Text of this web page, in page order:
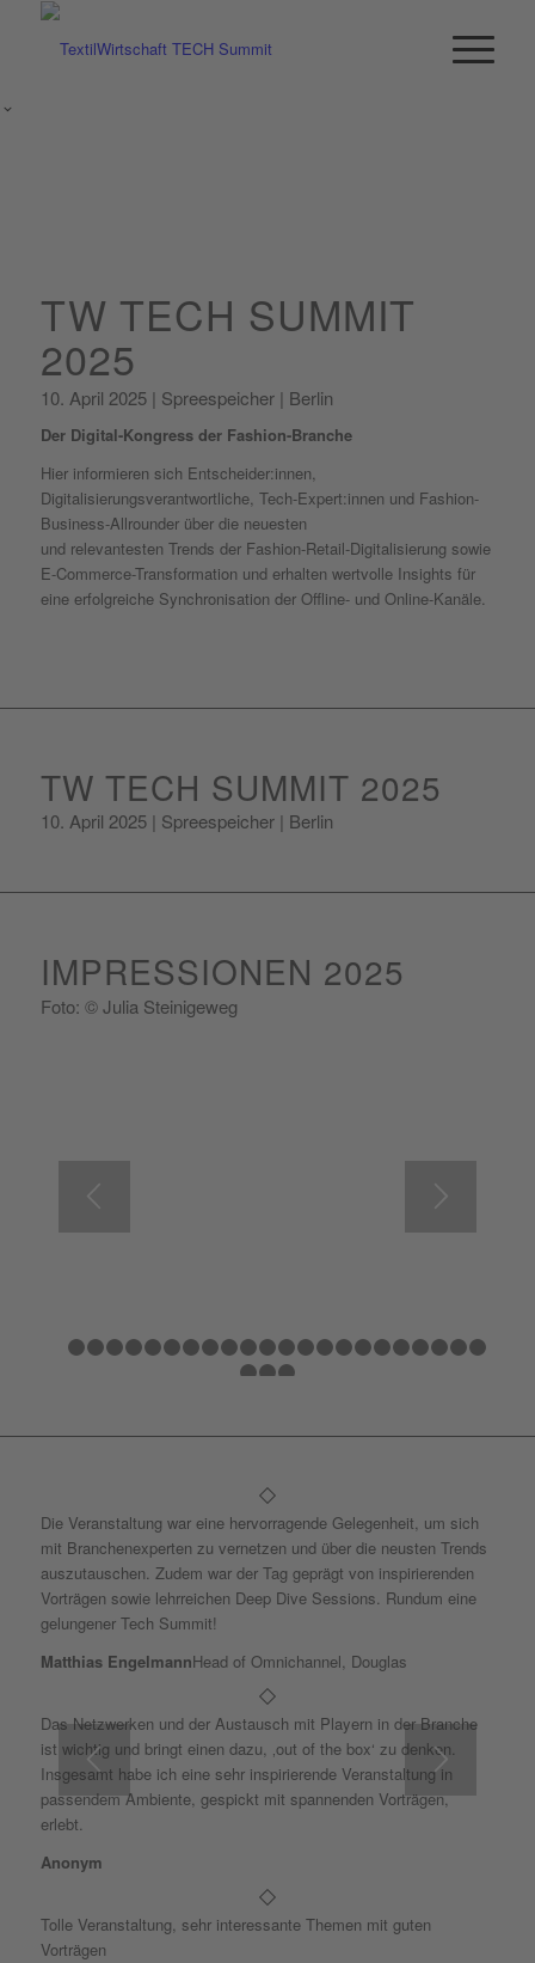
TW TECH SUMMIT
2025
10. April 2025 | Spreespeicher | Berlin
Der Digital-Kongress der Fashion-Branche
Hier informieren sich Entscheider:innen,
Digitalisierungsverantwortliche, Tech-Expert:innen und Fashion-
Business-Allrounder über die neuesten
und relevantesten Trends der Fashion-Retail-Digitalisierung sowie
E-Commerce-Transformation und erhalten wertvolle Insights für
eine erfolgreiche Synchronisation der Offline- und Online-Kanäle.
TW TECH SUMMIT 2025
10. April 2025 | Spreespeicher | Berlin
IMPRESSIONEN 2025
Foto: © Julia Steinigeweg
1 2 3 4 5 6 7 8 9 1011121314151617
Die Veranstaltung war eine hervorragende Gelegenheit, um sich
mit Branchenexperten zu vernetzen und über die neusten Trends
auszutauschen. Zudem war der Tag geprägt von inspirierenden
Vorträgen sowie lehrreichen Deep Dive Sessions. Rundum eine
gelungener Tech Summit!
Matthias EngelmannHead of Omnichannel, Douglas
Das Netzwerken und der Austausch mit Playern in der Branche
ist wichtig und bringt einen dazu, ‚out of the box‘ zu denken.
Insgesamt habe ich eine sehr inspirierende Veranstaltung in
passendem Ambiente, gespickt mit spannenden Vorträgen,
erlebt.
Anonym
Tolle Veranstaltung, sehr interessante Themen mit guten
Vorträgen